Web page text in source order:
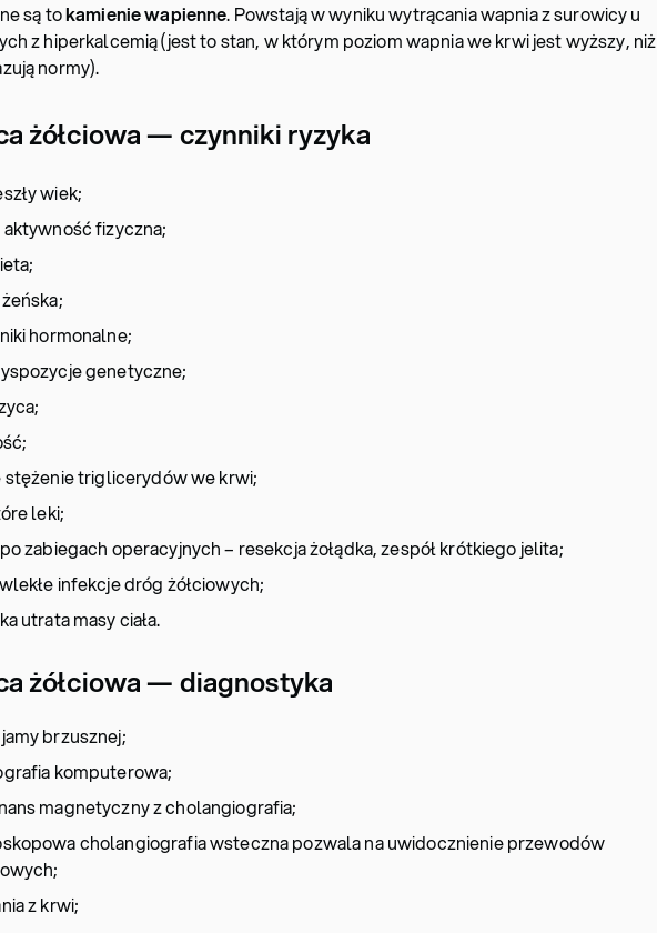
są tokamienie wapienne. Powstają w wyniku wytrącania wapnia z surowicy u
z hiperkalcemią (jest to stan, w którym poziom wapnia we krwi jest wyższy, niż
normy).
żółciowa — czynniki ryzyka
wiek;
aktywność fizyczna;
hormonalne;
genetyczne;
stężenie triglicerydów we krwi;
leki;
zabiegach operacyjnych – resekcja żołądka, zespół krótkiego jelita;
infekcje dróg żółciowych;
utrata masy ciała.
żółciowa — diagnostyka
brzusznej;
komputerowa;
magnetyczny z cholangiografia;
cholangiografia wsteczna pozwala na uwidocznienie przewodów
z krwi;